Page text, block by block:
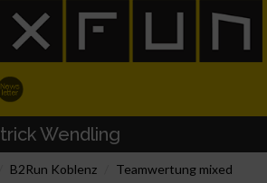
Wendling
B2Run Koblenz
Teamwertung mixed